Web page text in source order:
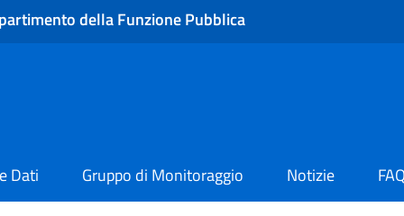
della Funzione Pubblica
Dati Gruppo di Monitoraggio Notizie FAQ